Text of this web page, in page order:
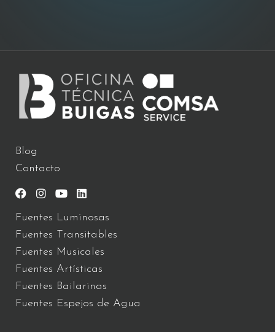
Blog
Contacto
Fuentes Luminosas
Fuentes Transitables
Fuentes Musicales
Fuentes Artísticas
Fuentes Bailarinas
Fuentes Espejos de Agua